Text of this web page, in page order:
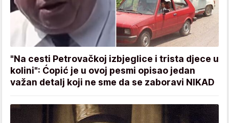
"Na cesti Petrovačkoj izbjeglice i trista djece u
kolini": Ćopić je u ovoj pesmi opisao jedan
važan detalj koji ne sme da se zaboravi NIKAD